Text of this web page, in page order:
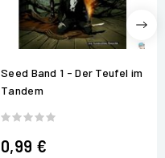
Seed Band 1 - Der Teufel im
Tandem
0,99 €